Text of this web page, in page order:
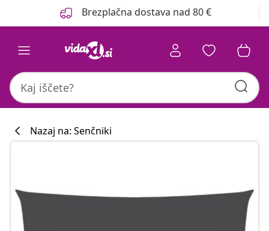
Brezplačna dostava nad 80 €
Nazaj na: Senčniki